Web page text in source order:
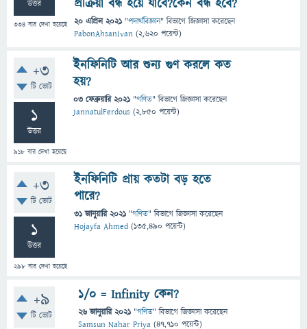
উত্তর
334 বার দেখা হয়েছে
প্রক্রিয়া বন্ধ হয়ে যাবে?কেন বন্ধ হবে?
20 এপ্রিল 2021 "পদার্থবিজ্ঞান" বিভাগে জিজ্ঞাসাকরেছেন
PabonAhsanIvan (2,620 পয়েন্ট)
+3
টি ভোট
1
উত্তর
918 বার দেখা হয়েছে
ইনফিনিটি আর শুন্য গুণ করলে কত
হয়?
03 ফেব্রুয়ারি 2021 "গণিত" বিভাগে জিজ্ঞাসাকরেছেন
JannatulFerdous (2,850 পয়েন্ট)
+3
টি ভোট
1
উত্তর
298 বার দেখা হয়েছে
ইনফিনিটি প্রায় কতটা বড় হতে
পারে?
31 জানুয়ারি 2021 "গণিত" বিভাগে জিজ্ঞাসাকরেছেন
Hojayfa Ahmed (135,490 পয়েন্ট)
+9
টি ভোট
1/0 = Infinity কেন?
26 জানুয়ারি 2021 "গণিত" বিভাগে জিজ্ঞাসাকরেছেন
Samsun Nahar Priya (47,710 পয়েন্ট)